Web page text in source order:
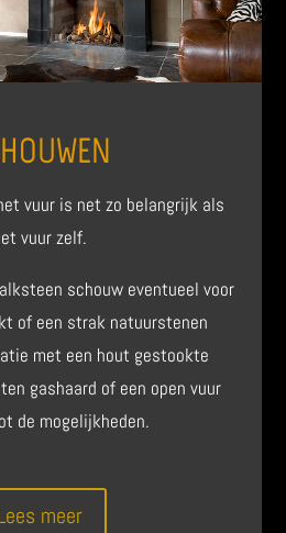
vuur is net zo belangrijk als
vuur zelf.
schouw eventueel voor
of een strak natuurstenen
met een hout gestookte
gashaard of een open vuur
de mogelijkheden.
meer